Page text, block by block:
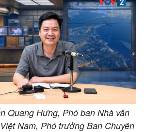
Quang Hưng, Phó ban Nhà văn
Nam, Phó trưởng Ban Chuyên